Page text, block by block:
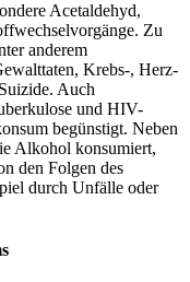
Acetaldehyd,
Zu
anderem
Krebs-, Herz-
Auch
und HIV-
begünstigt. Neben
Alkohol konsumiert,
den Folgen des
durch Unfälle oder